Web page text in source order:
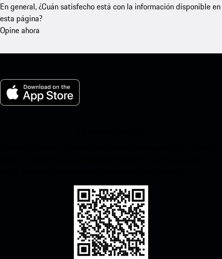
En general, ¿Cuán satisfecho está con la información disponible en
esta página?
Opine ahora